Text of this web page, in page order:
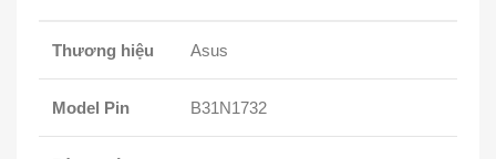
Thương hiệu Asus
Model Pin B31N1732